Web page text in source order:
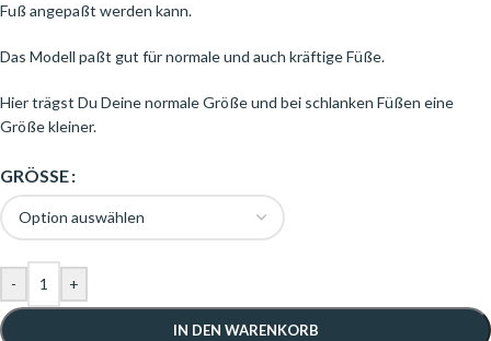
Fuß angepaßt werden kann.
Das Modell paßt gut für normale und auch kräftige Füße.
Hier trägst Du Deine normale Größe und bei schlanken Füßen eine
Größe kleiner.
GRÖSSE
- +
IN DEN WARENKORB